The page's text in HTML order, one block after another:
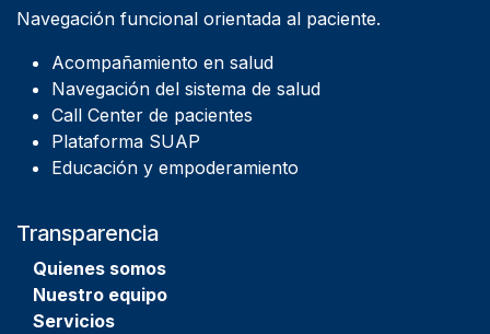
Navegación funcional orientada al paciente.
Acompañamiento en salud
Navegación del sistema de salud
Call Center de pacientes
Plataforma SUAP
Educación y empoderamiento
Transparencia
Quienes somos
Nuestro equipo
Servicios